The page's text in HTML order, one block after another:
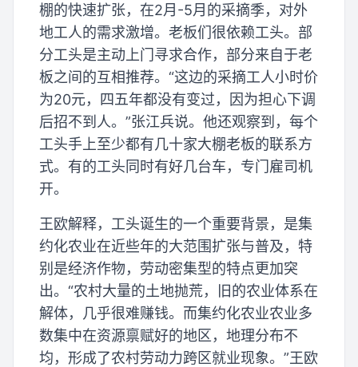
棚的快速扩张，在2月-5月的采摘季，对外
地工人的需求激增。老板们很依赖工头。部
分工头是主动上门寻求合作，部分来自于老
板之间的互相推荐。“这边的采摘工人小时价
为20元，四五年都没有变过，因为担心下调
后招不到人。”张江兵说。他还观察到，每个
工头手上至少都有几十家大棚老板的联系方
式。有的工头同时有好几台车，专门雇司机
开。
王欧解释，工头诞生的一个重要背景，是集
约化农业在近些年的大范围扩张与普及，特
别是经济作物，劳动密集型的特点更加突
出。“农村大量的土地抛荒，旧的农业体系在
解体，几乎很难赚钱。而集约化农业农业多
数集中在资源禀赋好的地区，地理分布不
均，形成了农村劳动力跨区就业现象。”王欧